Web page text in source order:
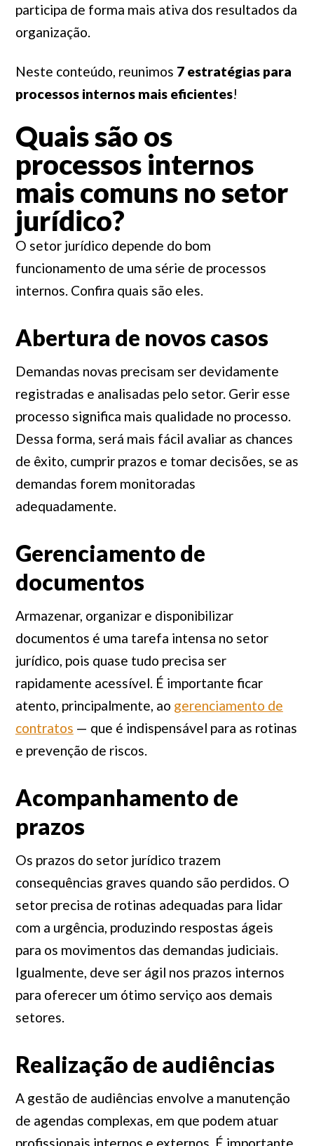
participa de forma mais ativa dos resultados da
organização.
Neste conteúdo, reunimos 7 estratégias para
processos internos mais eficientes!
Quais são os
processos internos
mais comuns no setor
jurídico?
O setor jurídico depende do bom
funcionamento de uma série de processos
internos. Confira quais são eles.
Abertura de novos casos
Demandas novas precisam ser devidamente
registradas e analisadas pelo setor. Gerir esse
processo significa mais qualidade no processo.
Dessa forma, será mais fácil avaliar as chances
de êxito, cumprir prazos e tomar decisões, se as
demandas forem monitoradas
adequadamente.
Gerenciamento de
documentos
Armazenar, organizar e disponibilizar
documentos é uma tarefa intensa no setor
jurídico, pois quase tudo precisa ser
rapidamente acessível. É importante ficar
atento, principalmente, ao gerenciamento de
contratos — que é indispensável para as rotinas
e prevenção de riscos.
Acompanhamento de
prazos
Os prazos do setor jurídico trazem
consequências graves quando são perdidos. O
setor precisa de rotinas adequadas para lidar
com a urgência, produzindo respostas ágeis
para os movimentos das demandas judiciais.
Igualmente, deve ser ágil nos prazos internos
para oferecer um ótimo serviço aos demais
setores.
Realização de audiências
A gestão de audiências envolve a manutenção
de agendas complexas, em que podem atuar